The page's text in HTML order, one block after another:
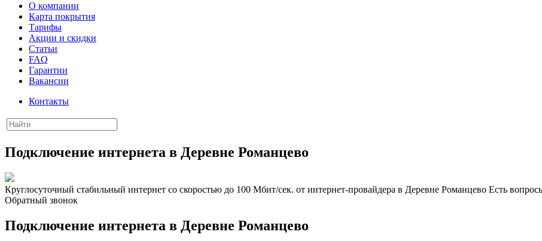
О компании
Карта покрытия
Тарифы
Акции и скидки
Статьи
FAQ
Гарантии
Вакансии
Контакты
Подключение интернета в Деревне Романцево
Круглосуточный стабильный интернет со скоростью до 100 Мбит/сек. от интернет-провайдера в Деревне Романцево Есть
Обратный звонок
Подключение интернета в Деревне Романцево